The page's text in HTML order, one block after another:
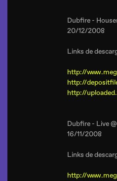
Dubfire -
20/12/2008
Links de
http://
http://
http://
Dubfire - Live
16/11/2008
Links de
http://